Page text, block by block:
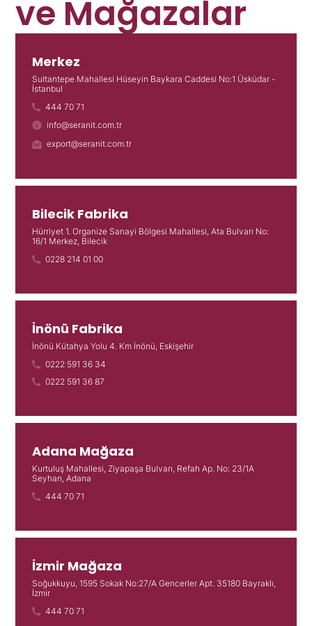
ve Mağazalar
Merkez
Sultantepe Mahallesi Hüseyin Baykara Caddesi No:1 Üsküdar -
İstanbul
444 70 71
info@seranit.com.tr
export@seranit.com.tr
Bilecik Fabrika
Hürriyet 1. Organize Sanayi Bölgesi Mahallesi, Ata Bulvarı No:
16/1 Merkez, Bilecik
0228 214 01 00
İnönü Fabrika
İnönü Kütahya Yolu 4. Km İnönü, Eskişehir
0222 591 36 34
0222 591 36 87
Adana Mağaza
Kurtuluş Mahallesi, Ziyapaşa Bulvarı, Refah Ap. No: 23/1A
Seyhan, Adana
444 70 71
İzmir Mağaza
Soğukkuyu, 1595 Sokak No:27/A Gencerler Apt. 35180 Bayraklı,
İzmir
444 70 71